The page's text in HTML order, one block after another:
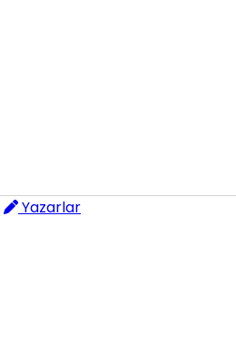
Yazarlar